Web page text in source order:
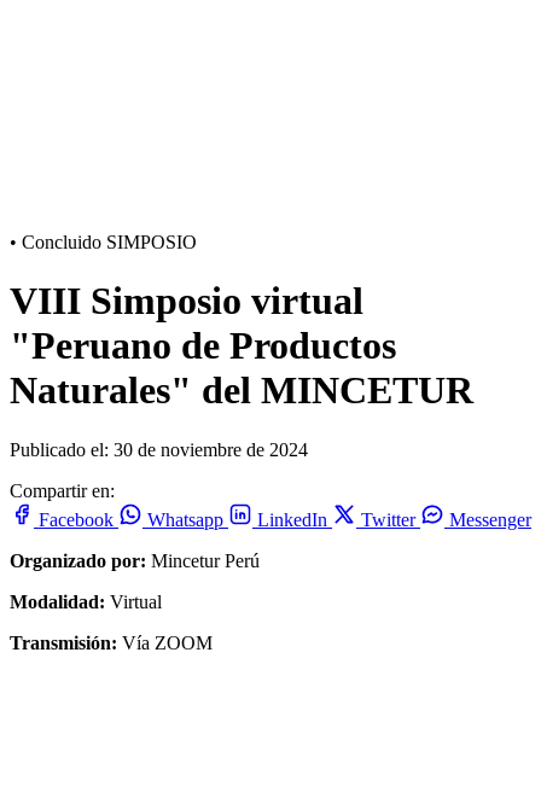
• Concluido SIMPOSIO
VIII Simposio virtual
"Peruano de Productos
Naturales" del MINCETUR
Publicado el: 30 de noviembre de 2024
Compartir en:
Facebook
Whatsapp LinkedIn Twitter
Messenger
Organizado por: Mincetur Perú
Modalidad: Virtual
Transmisión: Vía ZOOM